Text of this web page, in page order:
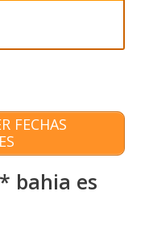
FECHAS
bahia es